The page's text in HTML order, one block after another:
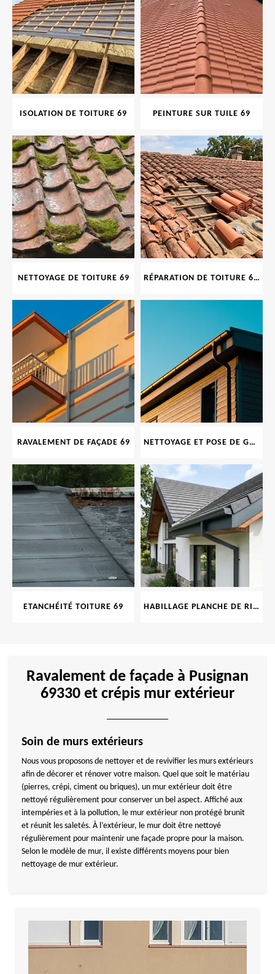
ISOLATION DE TOITURE 69 PEINTURE SUR TUILE 69
NETTOYAGE DE TOITURE 69 RÉPARATION DE TOITURE 69 RHONE, TUILES CASSÉES OU ABIMÉES
RAVALEMENT DE FAÇADE 69 NETTOYAGE ET POSE DE GOUTTIÈRE 69
ETANCHÉITÉ TOITURE 69 HABILLAGE PLANCHE DE RIVE 69
Ravalement de façade à Pusignan
69330 et crépis mur extérieur
Soin de murs extérieurs
Nous vous proposons de nettoyer et de revivifier les murs extérieurs
afin de décorer et rénover votre maison. Quel que soit le matériau
(pierres, crépi, ciment ou briques), un mur extérieur doit être
nettoyé régulièrement pour conserver un bel aspect. Affiché aux
intempéries et à la pollution, le mur extérieur non protégé brunit
et réunit les saletés. À l’extérieur, le mur doit être nettoyé
régulièrement pour maintenir une façade propre pour la maison.
Selon le modèle de mur, il existe différents moyens pour bien
nettoyage de mur extérieur.